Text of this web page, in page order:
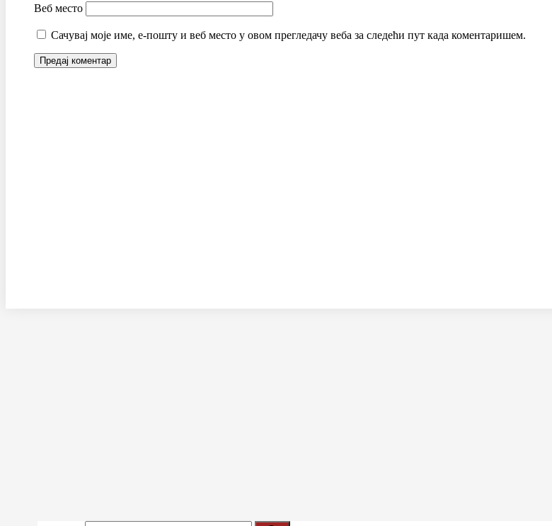
Веб место
Сачувај моје име, е-пошту и веб место у овом прегледачу веба за следећи пут када коментаришем.